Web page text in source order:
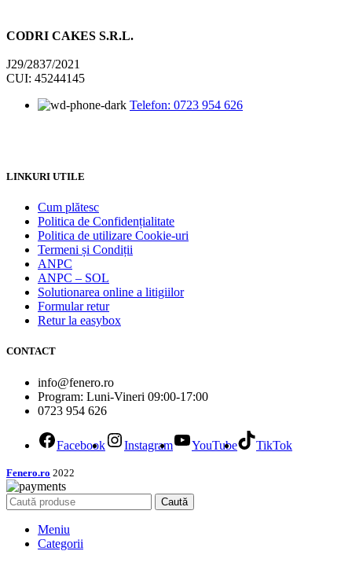
CODRI CAKES S.R.L.
J29/2837/2021
CUI: 45244145
Telefon: 0723 954 626
LINKURI UTILE
Cum plătesc
Politica de Confidențialitate
Politica de utilizare Cookie-uri
Termeni și Condiții
ANPC
ANPC – SOL
Solutionarea online a litigiilor
Formular retur
Retur la easybox
CONTACT
info@fenero.ro
Program: Luni-Vineri 09:00-17:00
0723 954 626
Facebook Instagram YouTube TikTok
Fenero.ro 2022
Caută
Meniu
Categorii